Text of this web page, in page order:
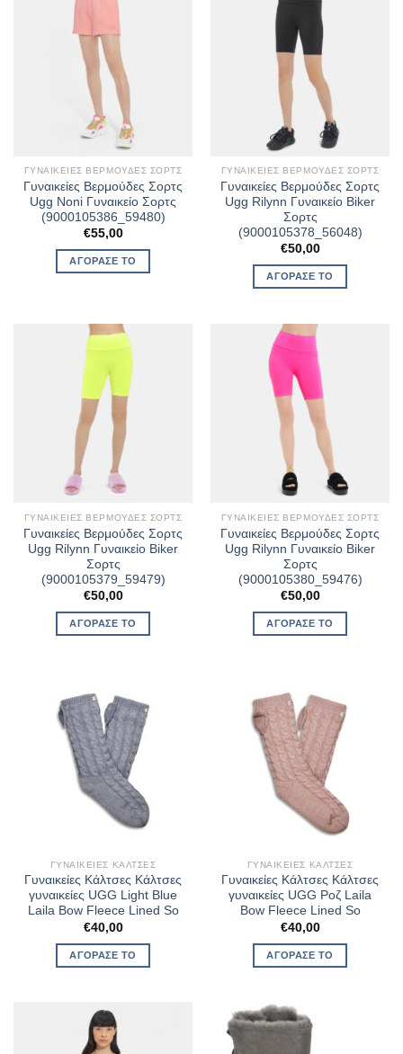
ΓΥΝΑΙΚΕΊΕΣ ΒΕΡΜΟΎΔΕΣ ΣΟΡΤΣ
Γυναικείες Βερμούδες Σορτς
Ugg Noni Γυναικείο Σορτς
(9000105386_59480)
€55,00
ΑΓΌΡΑΣΈ ΤΟ
ΓΥΝΑΙΚΕΊΕΣ ΒΕΡΜΟΎΔΕΣ ΣΟΡΤΣ
Γυναικείες Βερμούδες Σορτς
Ugg Rilynn Γυναικείο Biker
Σορτς
(9000105378_56048)
€50,00
ΑΓΌΡΑΣΈ ΤΟ
ΓΥΝΑΙΚΕΊΕΣ ΒΕΡΜΟΎΔΕΣ ΣΟΡΤΣ
Γυναικείες Βερμούδες Σορτς
Ugg Rilynn Γυναικείο Biker
Σορτς
(9000105379_59479)
€50,00
ΑΓΌΡΑΣΈ ΤΟ
ΓΥΝΑΙΚΕΊΕΣ ΒΕΡΜΟΎΔΕΣ ΣΟΡΤΣ
Γυναικείες Βερμούδες Σορτς
Ugg Rilynn Γυναικείο Biker
Σορτς
(9000105380_59476)
€50,00
ΑΓΌΡΑΣΈ ΤΟ
ΓΥΝΑΙΚΕΊΕΣ ΚΆΛΤΣΕΣ
Γυναικείες Κάλτσες Κάλτσες
γυναικείες UGG Light Blue
Laila Bow Fleece Lined So
€40,00
ΑΓΌΡΑΣΈ ΤΟ
ΓΥΝΑΙΚΕΊΕΣ ΚΆΛΤΣΕΣ
Γυναικείες Κάλτσες Κάλτσες
γυναικείες UGG Ροζ Laila
Bow Fleece Lined So
€40,00
ΑΓΌΡΑΣΈ ΤΟ